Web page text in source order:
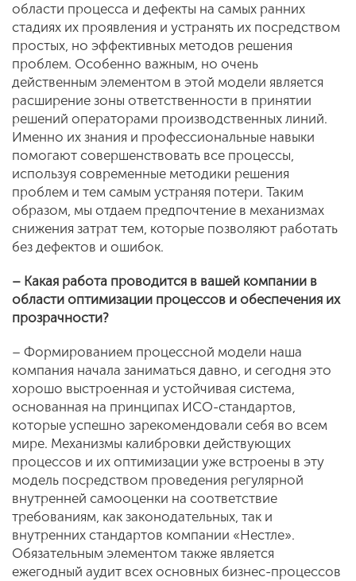
области процесса и дефекты на самых ранних
стадиях их проявления и устранять их посредством
простых, но эффективных методов решения
проблем. Особенно важным, но очень
действенным элементом в этой модели является
расширение зоны ответственности в принятии
решений операторами производственных линий.
Именно их знания и профессиональные навыки
помогают совершенствовать все процессы,
используя современные методики решения
проблем и тем самым устраняя потери. Таким
образом, мы отдаем предпочтение в механизмах
снижения затрат тем, которые позволяют работать
без дефектов и ошибок.
– Какая работа проводится в вашей компании в
области оптимизации процессов и обеспечения их
прозрачности?
– Формированием процессной модели наша
компания начала заниматься давно, и сегодня это
хорошо выстроенная и устойчивая система,
основанная на принципах ИСО-стандартов,
которые успешно зарекомендовали себя во всем
мире. Механизмы калибровки действующих
процессов и их оптимизации уже встроены в эту
модель посредством проведения регулярной
внутренней самооценки на соответствие
требованиям, как законодательных, так и
внутренних стандартов компании «Нестле».
Обязательным элементом также является
ежегодный аудит всех основных бизнес-процессов